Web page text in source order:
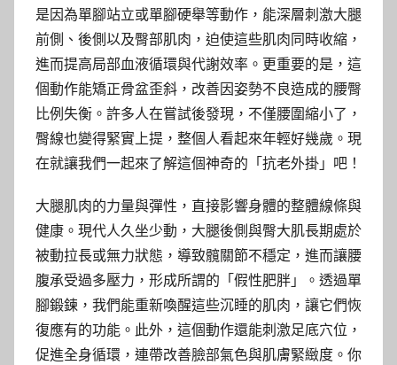
是因為單腳站立或單腳硬舉等動作，能深層刺激大腿
前側、後側以及臀部肌肉，迫使這些肌肉同時收縮，
進而提高局部血液循環與代謝效率。更重要的是，這
個動作能矯正骨盆歪斜，改善因姿勢不良造成的腰臀
比例失衡。許多人在嘗試後發現，不僅腰圍縮小了，
臀線也變得緊實上提，整個人看起來年輕好幾歲。現
在就讓我們一起來了解這個神奇的「抗老外掛」吧！
大腿肌肉的力量與彈性，直接影響身體的整體線條與
健康。現代人久坐少動，大腿後側與臀大肌長期處於
被動拉長或無力狀態，導致髖關節不穩定，進而讓腰
腹承受過多壓力，形成所謂的「假性肥胖」。透過單
腳鍛鍊，我們能重新喚醒這些沉睡的肌肉，讓它們恢
復應有的功能。此外，這個動作還能刺激足底穴位，
促進全身循環，連帶改善臉部氣色與肌膚緊緻度。你